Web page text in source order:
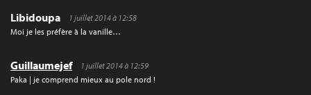
Libidoupa
1 juillet 2014 à 12:58
Moi je les préfère à la vanille…
Guillaumejef
1 juillet 2014 à 12:59
Paka | je comprend mieux au pole nord !